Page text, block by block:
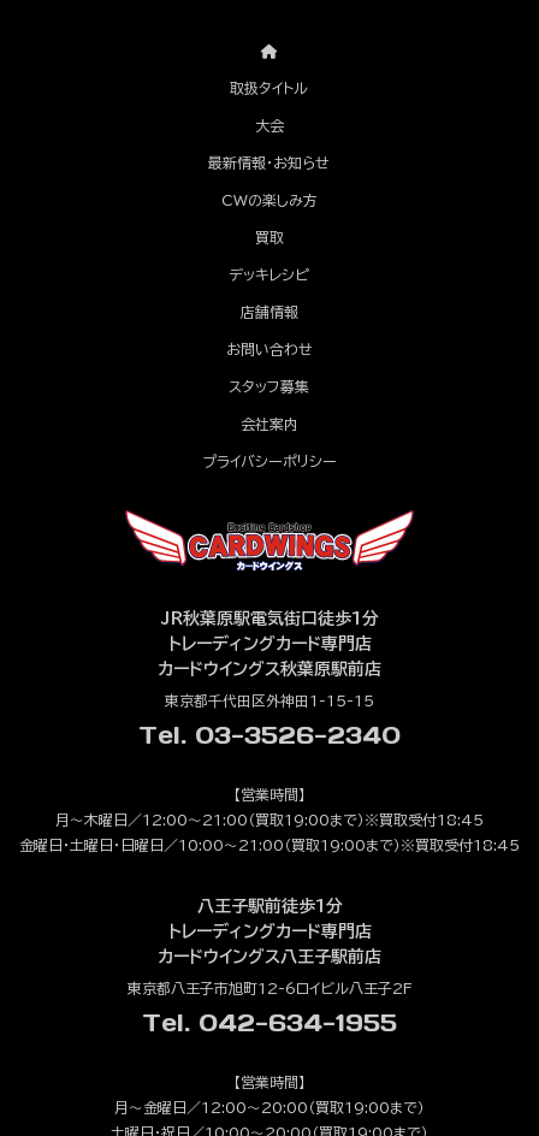
取扱タイトル
大会
最新情報・お知らせ
CWの楽しみ方
買取
デッキレシピ
店舗情報
お問い合わせ
スタッフ募集
会社案内
プライバシーポリシー
JR秋葉原駅電気街口徒歩1分
トレーディングカード専門店
カードウイングス秋葉原駅前店
東京都千代田区外神田1-15-15
Tel. 03-3526-2340
【営業時間】
月～木曜日／12:00～21:00（買取19:00まで）※買取受付18:45
金曜日・土曜日・日曜日／10:00～21:00（買取19:00まで）※買取受付18:45
八王子駅前徒歩1分
トレーディングカード専門店
カードウイングス八王子駅前店
東京都八王子市旭町12-6ロイビル八王子2F
Tel. 042-634-1955
【営業時間】
月～金曜日／12:00～20:00（買取19:00まで）
土曜日・祝日／10:00～20:00（買取19:00まで）